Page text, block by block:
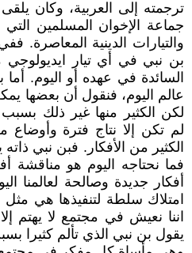
ترجمته إلى العربية، وكان
جماعة الإخوان المسلمين
والتيارات الدينية المعاصرة.
بن نبي في أي تيار ايديولوجي
السائدة في عهده أو اليوم.
عالم اليوم، فنقول أن بعضها
لكن الكثير منها غير ذلك بسبب
لم تكن إلا نتاج فترة وأوضاع
الكثير من الأفكار. فبن نبي
فما نحتاجه اليوم هو مناقشة
أفكار جديدة وصالحة لعالمنا
امتلاك سلطة لتنفيذها هي
اننا نعيش في مجتمع لا يهتم
يقول بن نبي الذي تألم كثيرا